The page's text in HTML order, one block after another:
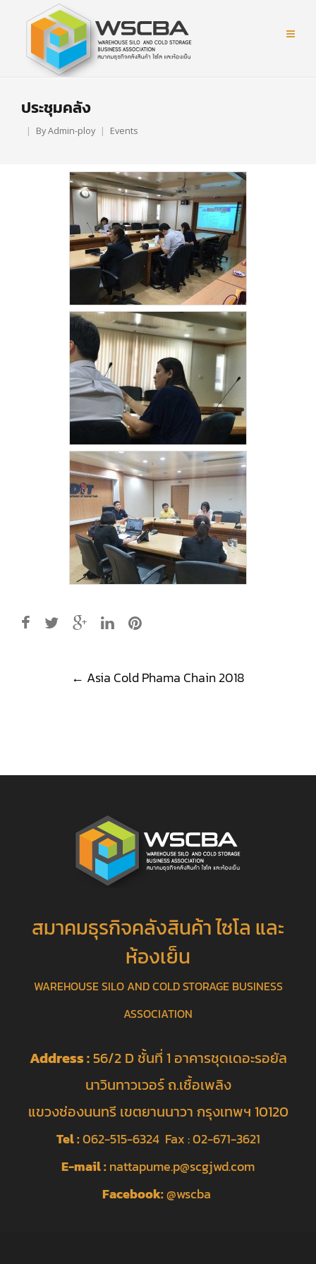
ประชุมคลัง
ByAdmin-ploy Events
← Asia Cold Phama Chain 2018
สมาคมธุรกิจคลังสินค้า ไซโล และ
ห้องเย็น
WAREHOUSE SILO AND COLD STORAGE BUSINESS
ASSOCIATION
Address :56/2 D ชั้นที่ 1 อาคารชุดเดอะรอยัล
นาวินทาวเวอร์ ถ.เชื้อเพลิง
แขวงช่องนนทรี เขตยานนาวา กรุงเทพฯ 10120
Tel :062-515-6324 Fax : 02-671-3621
E-mail : nattapume.p@scgjwd.com
Facebook:@wscba